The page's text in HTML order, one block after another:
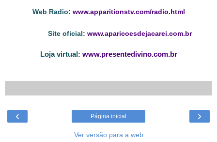
Web Radio: www.apparitionstv.com/radio.html
Site oficial:www.aparicoesdejacarei.com.br
Loja virtual: www.presentedivino.com.br
‹ ›
Página inicial
Ver versão para a web